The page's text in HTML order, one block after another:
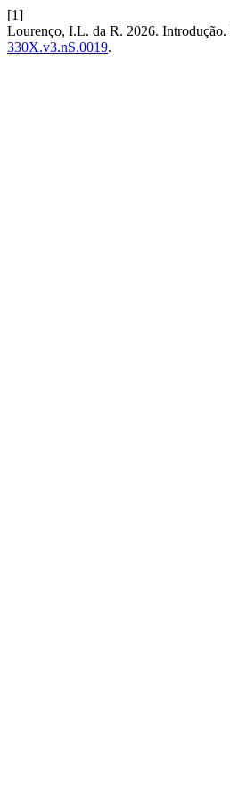
[1]
Lourenço, I.L. da R. 2026. Introdução.
330X.v3.nS.0019.